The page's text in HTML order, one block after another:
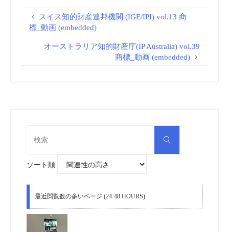
スイス知的財産連邦機関 (IGE/IPI) vol.13 商
標_動画 (embedded)
オーストラリア知的財産庁(IP Australia) vol.39
商標_動画 (embedded)
検
ソート順
最近閲覧数の多いページ (24-48 HOURS)